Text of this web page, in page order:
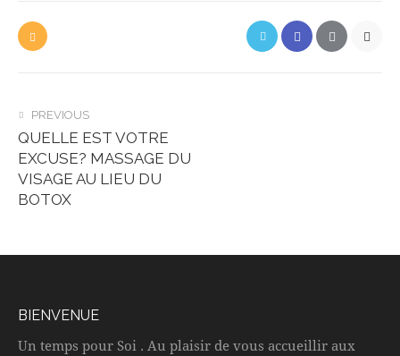
PREVIOUS
QUELLE EST VOTRE
EXCUSE? MASSAGE DU
VISAGE AU LIEU DU
BOTOX
BIENVENUE
Un temps pour Soi . Au plaisir de vous accueillir aux